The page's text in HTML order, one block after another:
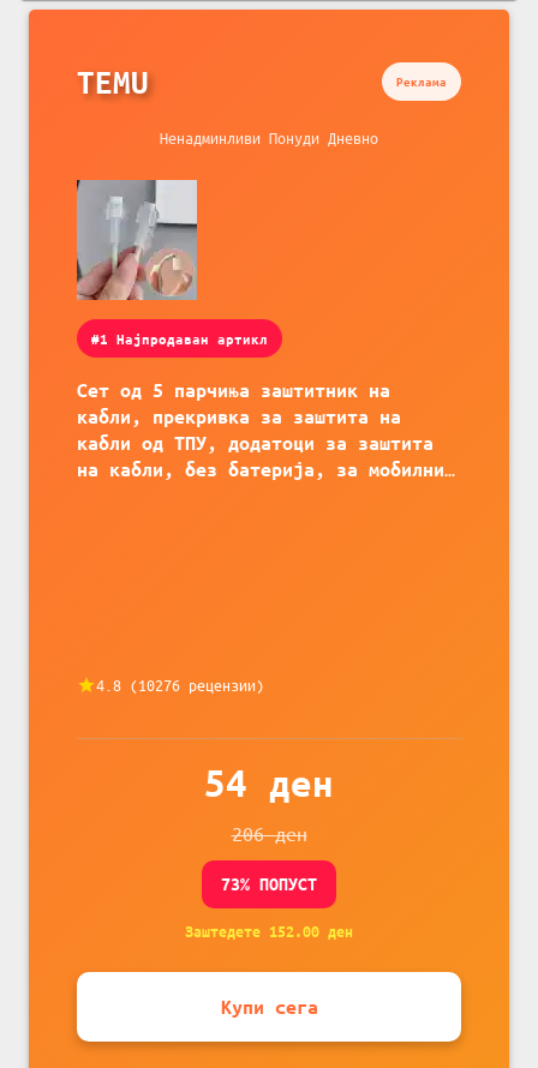
TEMU Реклама
Ненадминливи Понуди Дневно
#1 Најпродаван артикл
Сет од 5 парчиња заштитник на
кабли, прекривка за заштита на
кабли од ТПУ, додатоци за заштита
на кабли, без батерија, за мобилни
4.8 (10276 рецензии)
54 ден
206ден
73% ПОПУСТ
Заштедете 152.00 ден
Купи сега